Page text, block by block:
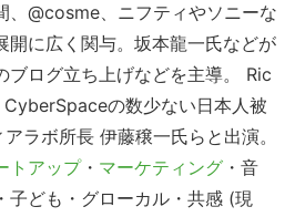
、@cosme、ニフティやソニーな
開に広く関与。坂本龍一氏などが
ブログ立ち上げなどを主導。 Ric
の数少ない日本人被
ラボ所長 伊藤穣一氏らと出演。
トアップ・ マーケティング ・音
子ども・グローカル・共感 (現